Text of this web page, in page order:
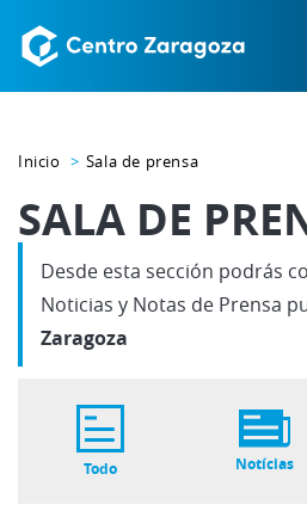
Inicio Sala de prensa
SALA DE
Desde esta sección podrás
Noticias y Notas de Prensa
Zaragoza
Todo Notícias